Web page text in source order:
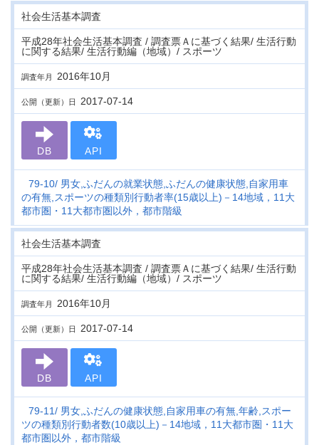
社会生活基本調査
平成28年社会生活基本調査 / 調査票Ａに基づく結果/ 生活行動
に関する結果/ 生活行動編（地域）/ スポーツ
調査年月 2016年10月
公開（更新）日 2017-07-14
DB API
79-10 男女,ふだんの就業状態,ふだんの健康状態,自家用車
の有無,スポーツの種類別行動者率(15歳以上)－14地域，11大
都市圏・11大都市圏以外，都市階級
社会生活基本調査
平成28年社会生活基本調査 / 調査票Ａに基づく結果/ 生活行動
に関する結果/ 生活行動編（地域）/ スポーツ
調査年月 2016年10月
公開（更新）日 2017-07-14
DB API
79-11 男女,ふだんの健康状態,自家用車の有無,年齢,スポー
ツの種類別行動者数(10歳以上)－14地域，11大都市圏・11大
都市圏以外，都市階級